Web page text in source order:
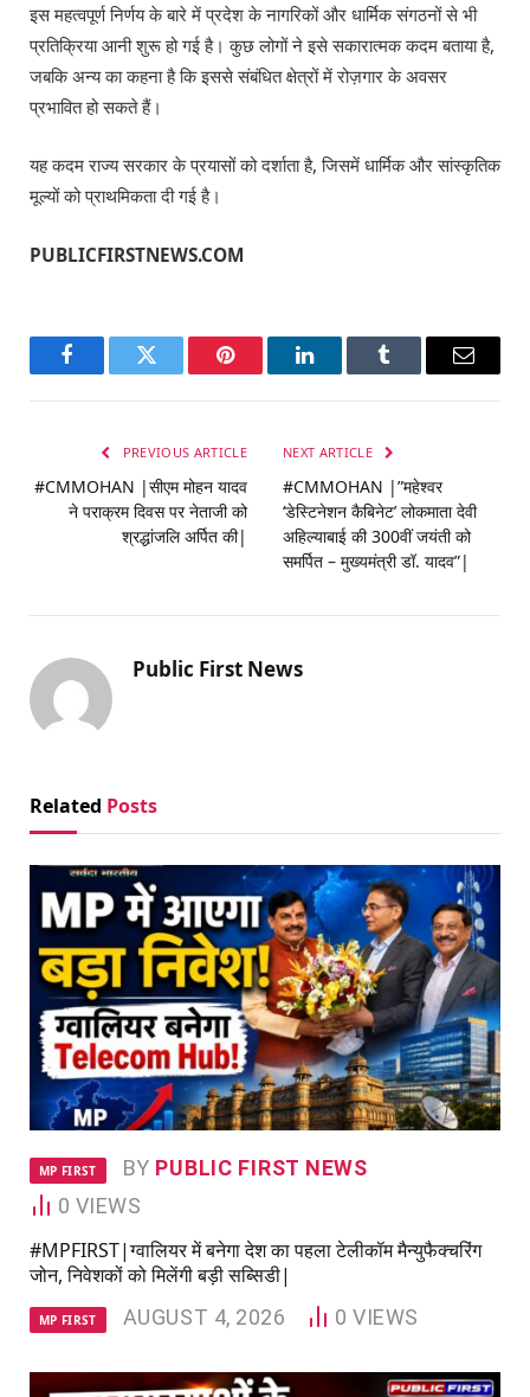
इस महत्वपूर्ण निर्णय के बारे में प्रदेश के नागरिकों और धार्मिक संगठनों से भी
प्रतिक्रिया आनी शुरू हो गई है। कुछ लोगों ने इसे सकारात्मक कदम बताया है,
जबकि अन्य का कहना है कि इससे संबंधित क्षेत्रों में रोज़गार के अवसर
प्रभावित हो सकते हैं।
यह कदम राज्य सरकार के प्रयासों को दर्शाता है, जिसमें धार्मिक और सांस्कृतिक
मूल्यों को प्राथमिकता दी गई है।
PUBLICFIRSTNEWS.COM
FacebookTwitter Pinterest LinkedInTumblr Email
PREVIOUS ARTICLE
#CMMOHAN |सीएम मोहन यादव
ने पराक्रम दिवस पर नेताजी को
श्रद्धांजलि अर्पित की|
NEXT ARTICLE
#CMMOHAN |”महेश्वर
‘डेस्टिनेशन कैबिनेट’ लोकमाता देवी
अहिल्याबाई की 300वीं जयंती को
समर्पित – मुख्यमंत्री डॉ. यादव”|
Public First News
Related Posts
MP FIRST BY PUBLIC FIRST NEWS
0 VIEWS
#MPFIRST|ग्वालियर में बनेगा देश का पहला टेलीकॉम मैन्युफैक्चरिंग
जोन, निवेशकों को मिलेंगी बड़ी सब्सिडी|
MP FIRST AUGUST 4, 2026 0VIEWS